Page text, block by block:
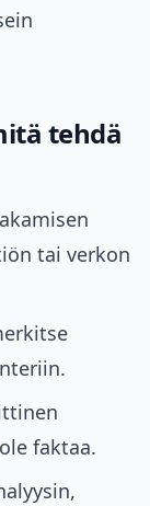
tehdä
tai verkon
faktaa.